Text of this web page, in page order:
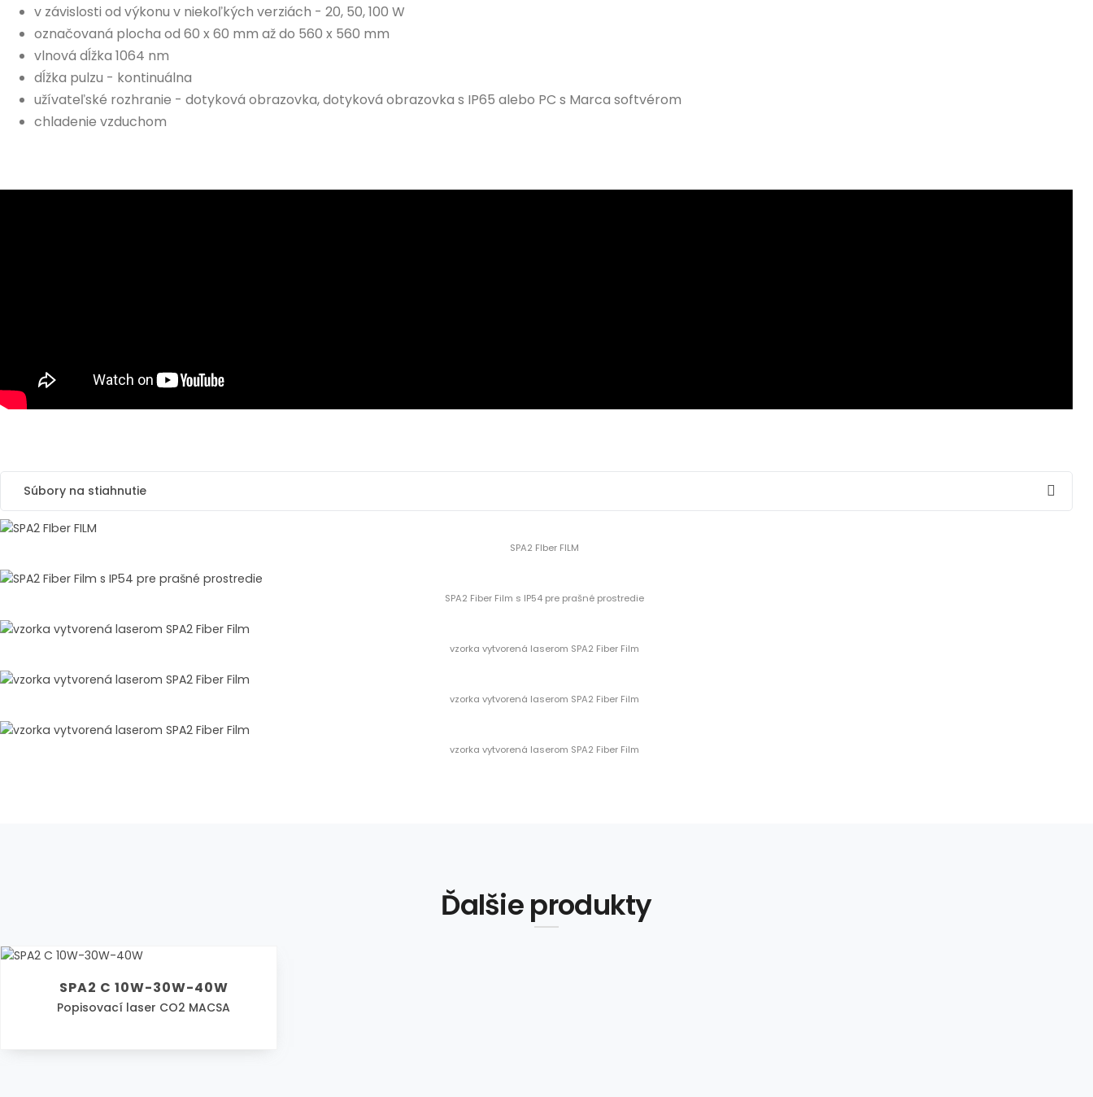
v závislosti od výkonu v niekoľkých verziách - 20, 50, 100 W
označovaná plocha od 60 x 60 mm až do 560 x 560 mm
vlnová dĺžka 1064 nm
dĺžka pulzu - kontinuálna
užívateľské rozhranie - dotyková obrazovka, dotyková obrazovka s IP65 alebo PC s Marca softvérom
chladenie vzduchom
Súbory na stiahnutie
SPA2 FIber FILM
SPA2 Fiber Film s IP54 pre prašné prostredie
vzorka vytvorená laserom SPA2 Fiber Film
vzorka vytvorená laserom SPA2 Fiber Film
vzorka vytvorená laserom SPA2 Fiber Film
Ďalšie produkty
SPA2 C 10W-30W-40W
Popisovací laser CO2 MACSA